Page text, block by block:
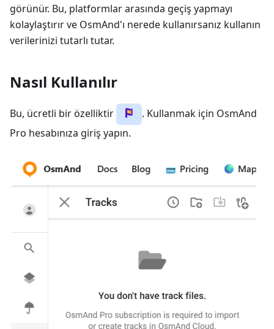
görünür. Bu, platformlar arasında geçiş yapmayı
kolaylaştırır ve OsmAnd'ı nerede kullanırsanız kullanın
verilerinizi tutarlı tutar.
Nasıl Kullanılır
Bu, ücretli bir özelliktir
. Kullanmak için OsmAnd
Pro hesabınıza giriş yapın.